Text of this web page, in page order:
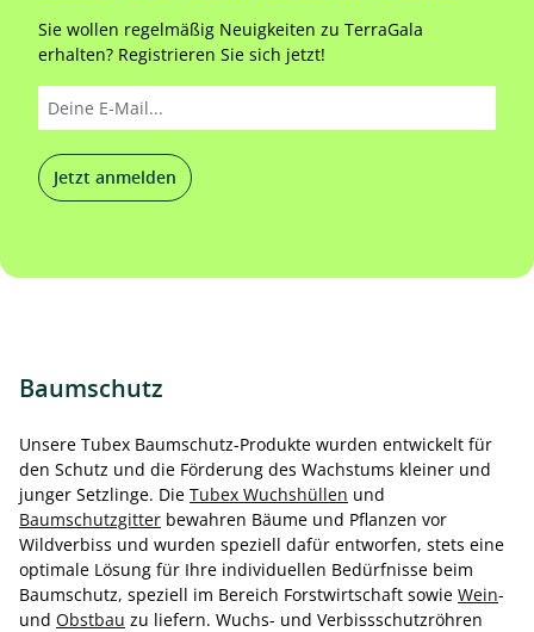
Sie wollen regelmäßig Neuigkeiten zu TerraGala
erhalten? Registrieren Sie sich jetzt!
Jetzt anmelden
Baumschutz
Unsere Tubex Baumschutz-Produkte wurden entwickelt für
den Schutz und die Förderung des Wachstums kleiner und
junger Setzlinge. Die Tubex Wuchshüllen und
Baumschutzgitter bewahren Bäume und Pflanzen vor
Wildverbiss und wurden speziell dafür entworfen, stets eine
optimale Lösung für Ihre individuellen Bedürfnisse beim
Baumschutz, speziell im Bereich Forstwirtschaft sowie Wein-
und Obstbau zu liefern. Wuchs- und Verbissschutzröhren